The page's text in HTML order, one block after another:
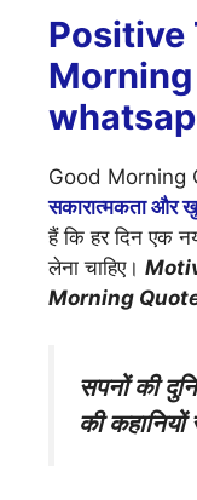
Positive
Good Morning
सकारात्मकता और
हैं कि हर दिन एक
लेना चाहिए।
Morning
सपनों की
की